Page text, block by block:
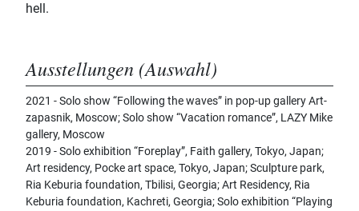
hell.
Ausstellungen (Auswahl)
2021 - Solo show “Following the waves” in pop-up gallery Art-
zapasnik, Moscow; Solo show “Vacation romance”, LAZY Mike
gallery, Moscow
2019 - Solo exhibition “Foreplay”, Faith gallery, Tokyo, Japan;
Art residency, Pocke art space, Tokyo, Japan; Sculpture park,
Ria Keburia foundation, Tbilisi, Georgia; Art Residency, Ria
Keburia foundation, Kachreti, Georgia; Solo exhibition “Playing